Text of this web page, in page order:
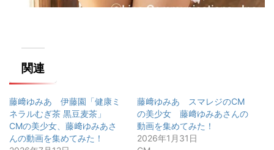
関連
藤﨑ゆみあ 伊藤園「健康ミ
ネラルむぎ茶 黒豆麦茶」
CMの美少女、藤﨑ゆみあさ
んの動画を集めてみた！
藤﨑ゆみあ スマレジのCM
の美少女 藤﨑ゆみあさんの
動画を集めてみた！
2026年1月31日